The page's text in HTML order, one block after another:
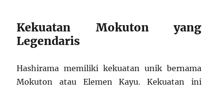
Kekuatan Mokuton yang
Legendaris
Hashirama memiliki kekuatan unik bernama
Mokuton atau Elemen Kayu. Kekuatan ini